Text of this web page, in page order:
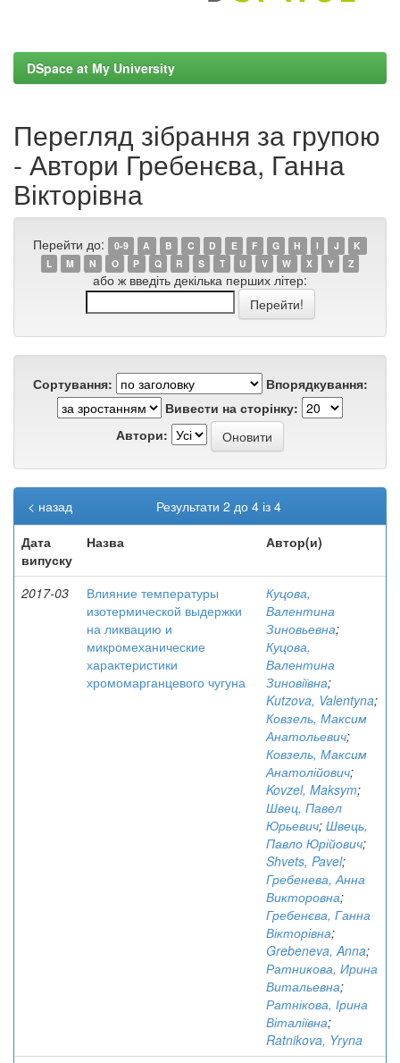
DSpace at My University
Перегляд зібрання за групою
- Автори Гребенєва, Ганна
Вікторівна
Перейти до: 0-9 A B C D E F G H I J
K
L
M N O P Q R S T U V W X Y Z
або ж введіть декілька перших літер:
Сортування:
Впорядкування:
Вивести на сторінку:
Автори:
Результати 2 до 4 із 4
< назад
Дата
випуску
Назва Автор(и)
2017-03
Влияние температуры
изотермической выдержки
на ликвацию и
микромеханические
характеристики
хромомарганцевого чугуна
Куцова,
Валентина
Зиновьевна;
Куцова,
Валентина
Зиновіївна;
Kutzova, Valentyna;
Ковзель, Максим
Анатольевич;
Ковзель, Максим
Анатолійович;
Kovzel, Maksym;
Швец, Павел
Юрьевич; Швець,
Павло Юрійович;
Shvets, Pavel;
Гребенева, Анна
Викторовна;
Гребенєва, Ганна
Вікторівна;
Grebeneva, Anna;
Ратникова, Ирина
Витальевна;
Ратнікова, Ірина
Віталіївна;
Ratnikova, Yryna